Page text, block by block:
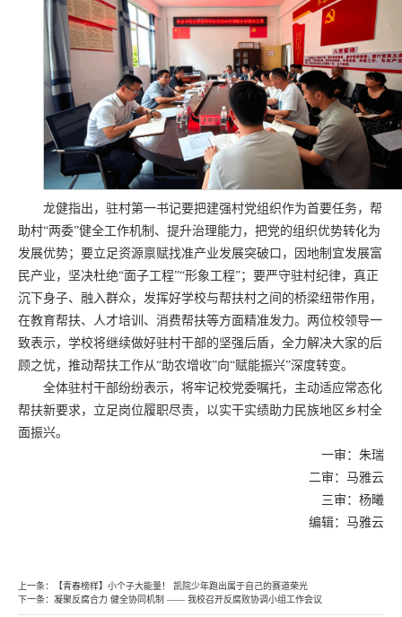
龙健指出，驻村第一书记要把建强村党组织作为首要任务，帮
助村“两委”健全工作机制、提升治理能力，把党的组织优势转化为
发展优势；要立足资源禀赋找准产业发展突破口，因地制宜发展富
民产业，坚决杜绝“面子工程”“形象工程”；要严守驻村纪律，真正
沉下身子、融入群众，发挥好学校与帮扶村之间的桥梁纽带作用，
在教育帮扶、人才培训、消费帮扶等方面精准发力。两位校领导一
致表示，学校将继续做好驻村干部的坚强后盾，全力解决大家的后
顾之忧，推动帮扶工作从“助农增收”向“赋能振兴”深度转变。
全体驻村干部纷纷表示，将牢记校党委嘱托，主动适应常态化
帮扶新要求，立足岗位履职尽责，以实干实绩助力民族地区乡村全
面振兴。
一审： 朱瑞
二审：马雅云
三审：杨曦
编辑：马雅云
上一条：
【青春榜样】小个子大能量！ 凯院少年跑出属于自己的赛道荣光
下一条： 凝聚反腐合力 健全协同机制 —— 我校召开反腐败协调小组工作会议